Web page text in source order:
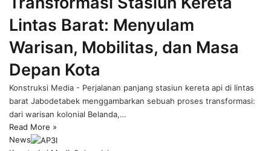
Lintas Barat: Menyulam
Warisan, Mobilitas, dan Masa
Depan Kota
Konstruksi Media - Perjalanan panjang stasiun kereta api di lintas
barat Jabodetabek menggambarkan sebuah proses transformasi:
dari warisan kolonial Belanda,…
Read More »
News